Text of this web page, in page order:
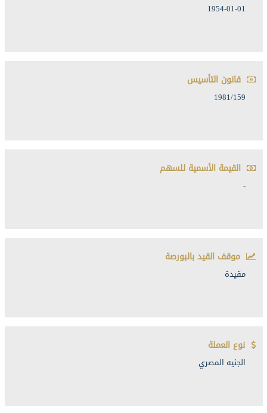
1954-01-01
قانون التأسيس
1981/159
القيمة الأسمية للسهم
-
موقف القيد بالبورصة
مقيدة
نوع العملة
الجنيه المصري